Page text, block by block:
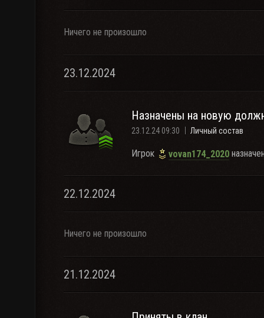
Ничего не произошло
23.12.2024
Назначены на новую
23.12.24 09:30 Личный состав
Игрок vovan174_2020
22.12.2024
Ничего не произошло
21.12.2024